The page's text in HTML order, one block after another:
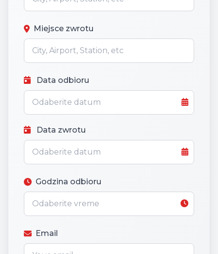
Miejsce zwrotu
Data odbioru
Data zwrotu
Godzina odbioru
Email